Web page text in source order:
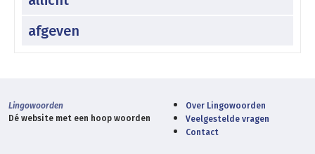
afgeven
Lingowoorden
Dé website met een hoop woorden
Over Lingowoorden
Veelgestelde vragen
Contact